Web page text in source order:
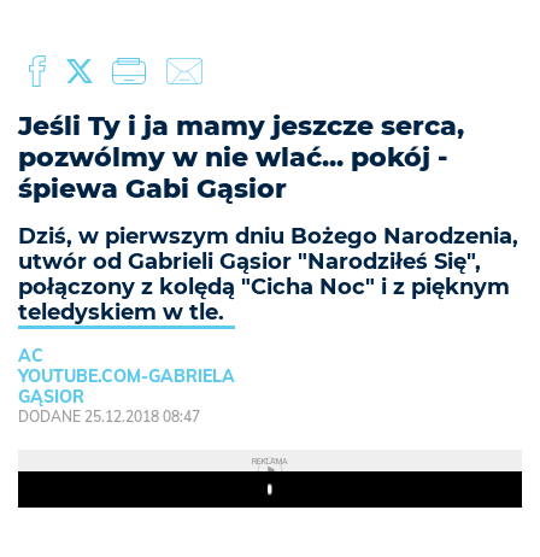
Jeśli Ty i ja mamy jeszcze serca,
pozwólmy w nie wlać... pokój -
śpiewa Gabi Gąsior
Dziś, w pierwszym dniu Bożego Narodzenia,
utwór od Gabrieli Gąsior "Narodziłeś Się",
połączony z kolędą "Cicha Noc" i z pięknym
teledyskiem w tle.
AC
YOUTUBE.COM-GABRIELA
GĄSIOR
DODANE 25.12.2018 08:47
REKLAMA
Play